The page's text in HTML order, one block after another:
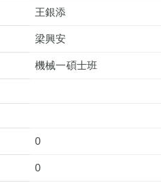
王銀添
梁興安
機械一碩士班
0
0